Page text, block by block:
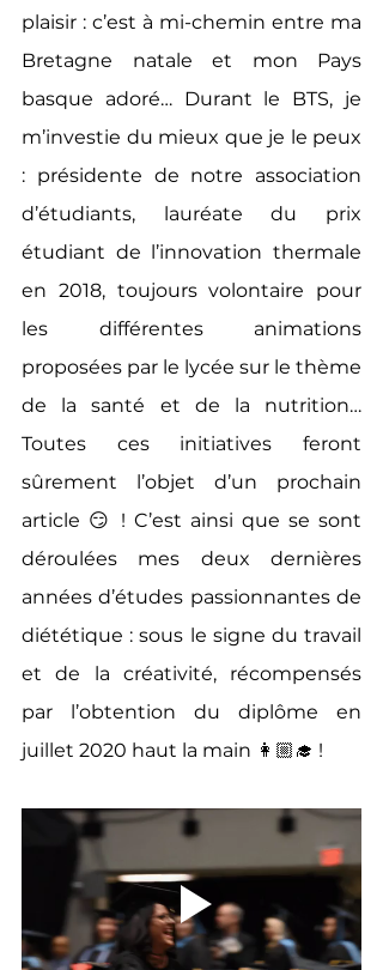
plaisir : c’est à mi-chemin entre ma
Bretagne natale et mon Pays
basque adoré… Durant le BTS, je
m’investie du mieux que je le peux
: présidente de notre association
d’étudiants, lauréate du prix
étudiant de l’innovation thermale
en 2018, toujours volontaire pour
les différentes animations
proposées par le lycée sur le thème
de la santé et de la nutrition…
Toutes ces initiatives feront
sûrement l’objet d’un prochain
article 😏 ! C’est ainsi que se sont
déroulées mes deux dernières
années d’études passionnantes de
diététique : sous le signe du travail
et de la créativité, récompensés
par l’obtention du diplôme en
juillet 2020 haut la main 👩🏼‍🎓 !